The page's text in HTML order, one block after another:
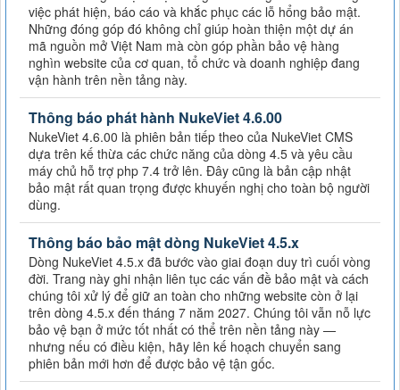
việc phát hiện, báo cáo và khắc phục các lỗ hổng bảo mật.
Những đóng góp đó không chỉ giúp hoàn thiện một dự án
mã nguồn mở Việt Nam mà còn góp phần bảo vệ hàng
nghìn website của cơ quan, tổ chức và doanh nghiệp đang
vận hành trên nền tảng này.
Thông báo phát hành NukeViet 4.6.00
NukeViet 4.6.00 là phiên bản tiếp theo của NukeViet CMS
dựa trên kế thừa các chức năng của dòng 4.5 và yêu cầu
máy chủ hỗ trợ php 7.4 trở lên. Đây cũng là bản cập nhật
bảo mật rất quan trọng được khuyến nghị cho toàn bộ người
dùng.
Thông báo bảo mật dòng NukeViet 4.5.x
Dòng NukeViet 4.5.x đã bước vào giai đoạn duy trì cuối vòng
đời. Trang này ghi nhận liên tục các vấn đề bảo mật và cách
chúng tôi xử lý để giữ an toàn cho những website còn ở lại
trên dòng 4.5.x đến tháng 7 năm 2027. Chúng tôi vẫn nỗ lực
bảo vệ bạn ở mức tốt nhất có thể trên nền tảng này —
nhưng nếu có điều kiện, hãy lên kế hoạch chuyển sang
phiên bản mới hơn để được bảo vệ tận gốc.